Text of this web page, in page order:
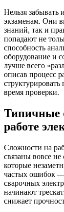
Нельзя
экзаменам. Они
знаний, так и
попадают не
способность
оборудование и
лучше всего
описав процесс
время проверки.
Типичные
работе
Сложности на
связаны вовсе
которые
частых ошибок
сварочных
начинают
снижает